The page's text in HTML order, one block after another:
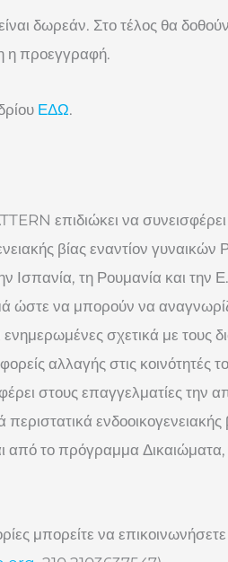
δωρεάν. Στο τέλος θα
η προεγγραφή.
ΕΔΩ.
επιδιώκει να
βίας εναντίον
Ισπανία, τη Ρουμανία και την
ώστε να μπορούν να
ενημερωμένες σχετικά με τους
αλλαγής στις κοινότητές
στους επαγγελματίες την
περιστατικά
από το πρόγραμμα Δικαιώματα,
μπορείτε να